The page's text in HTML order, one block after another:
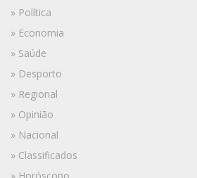
» Política
» Economia
» Saúde
» Desporto
» Regional
» Opinião
» Nacional
» Classificados